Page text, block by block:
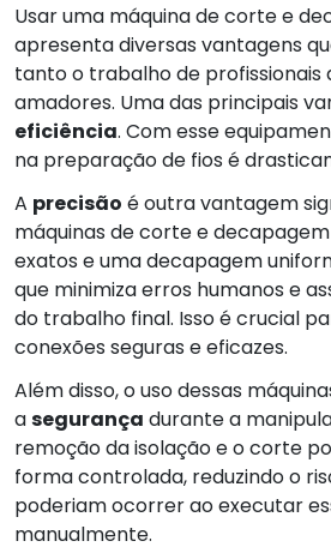
Usar uma máquina de corte e
apresenta diversas vantagens
tanto o trabalho de profissionais
amadores. Uma das principais
eficiência. Com esse
na preparação de fios é
A precisão é outra vantagem
máquinas de corte e
exatos e uma decapagem
que minimiza erros humanos e
do trabalho final. Isso é crucial
conexões seguras e eficazes.
Além disso, o uso dessas
asegurança durante a
remoção da isolação e o corte
forma controlada, reduzindo o
poderiam ocorrer ao executar
manualmente.